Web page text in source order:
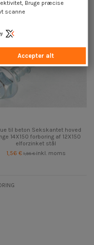
til beton Sekskantet hoved
14X150 forboring af 12X150
elforzinket stål
1,56 €1,95 €inkl. moms
Bruge præcise
scanne
Accepter alt